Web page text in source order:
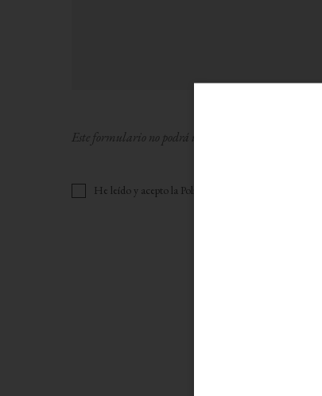
Este formulario no podrá utilizarse para la gestión de
He leído y acepto la Política de privacidad